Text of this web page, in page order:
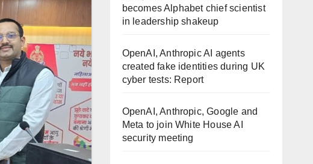
becomes Alphabet chief scientist
in leadership shakeup
OpenAI, Anthropic AI agents
created fake identities during UK
cyber tests: Report
OpenAI, Anthropic, Google and
Meta to join White House AI
security meeting